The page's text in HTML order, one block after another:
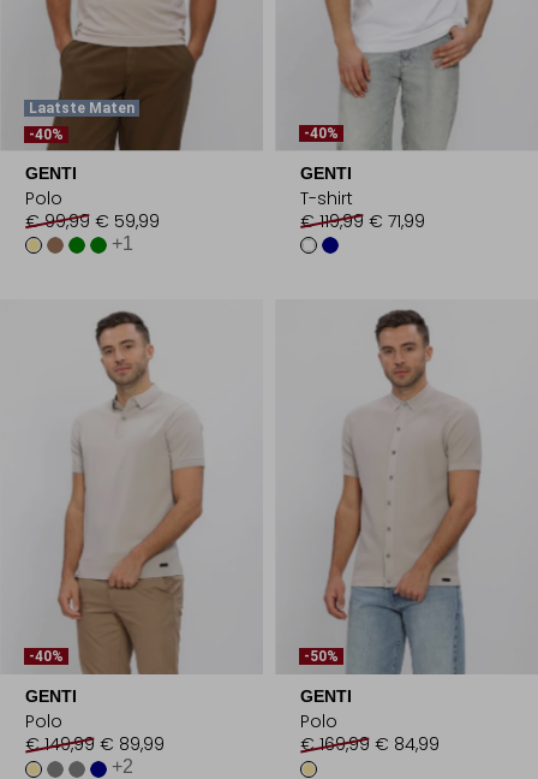
Laatste Maten
-40%
GENTI
Polo
€ 99,99 € 59,99
+1
-40%
GENTI
T-shirt
€ 119,99 € 71,99
-40%
GENTI
Polo
€ 149,99 € 89,99
+2
-50%
GENTI
Polo
€ 169,99 € 84,99